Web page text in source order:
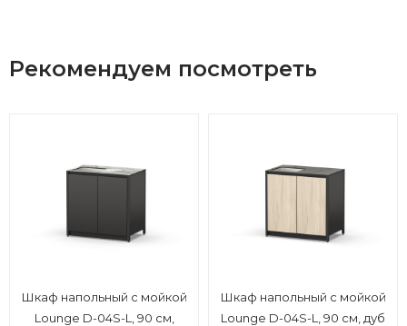
Рекомендуем посмотреть
Шкаф напольный с мойкой
Lounge D-04S-L, 90 см,
Шкаф напольный с мойкой
Lounge D-04S-L, 90 см, дуб